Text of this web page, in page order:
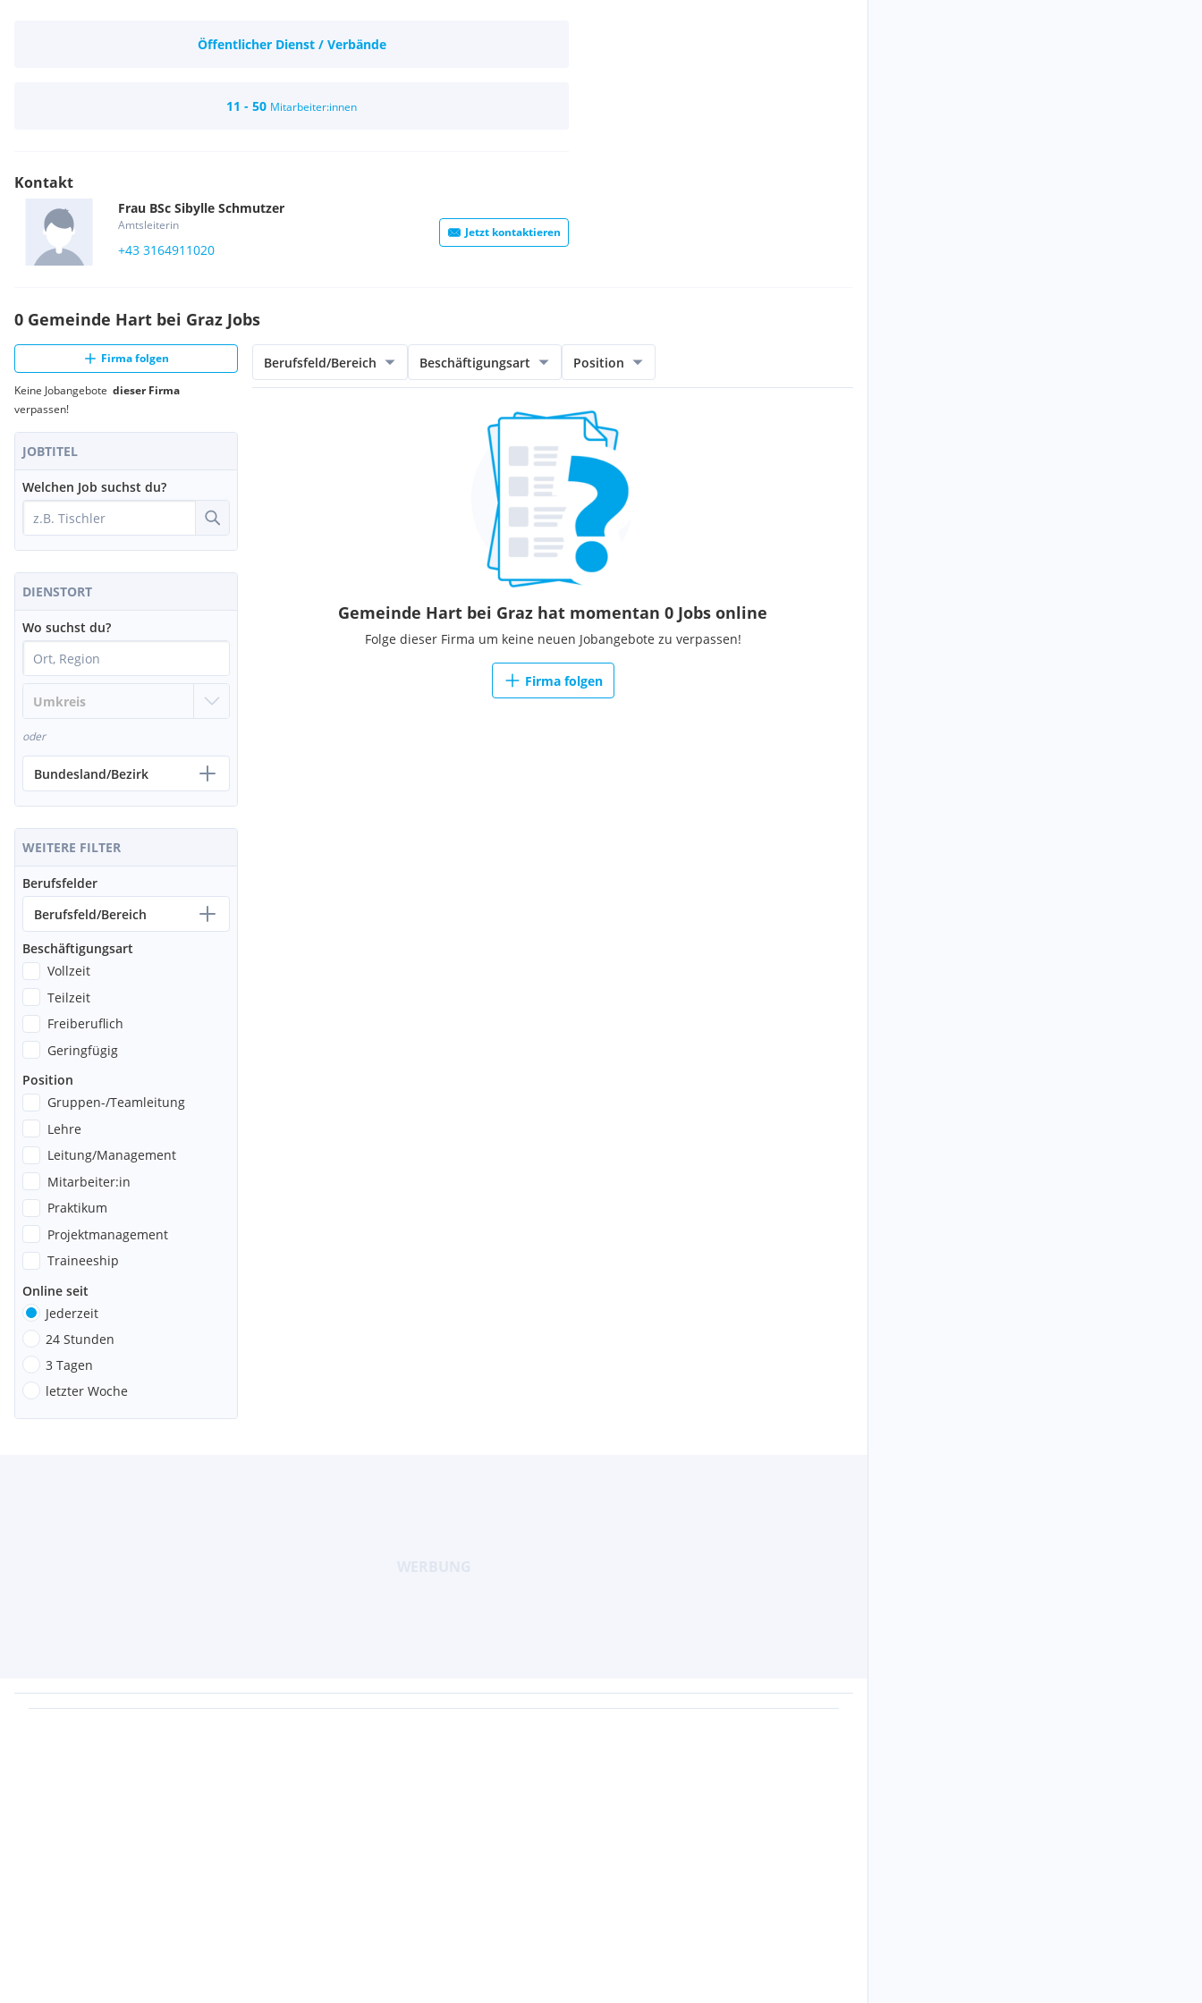
Öffentlicher Dienst / Verbände
11 - 50 Mitarbeiter:innen
Kontakt
Frau BSc Sibylle Schmutzer
Amtsleiterin
+43 3164911020
Jetzt kontaktieren
0 Gemeinde Hart bei Graz Jobs
Firma folgen
Keine Jobangebote dieser Firma
verpassen!
JOBTITEL
Welchen Job suchst du?
DIENSTORT
Wo suchst du?
oder
Bundesland/Bezirk
WEITERE FILTER
Berufsfelder
Berufsfeld/Bereich
Beschäftigungsart
Vollzeit
Teilzeit
Freiberuflich
Geringfügig
Position
Gruppen-/Teamleitung
Lehre
Leitung/Management
Mitarbeiter:in
Praktikum
Projektmanagement
Traineeship
Online seit
Jederzeit
24 Stunden
3 Tagen
letzter Woche
Berufsfeld/Bereich Beschäftigungsart Position
Gemeinde Hart bei Graz hat momentan 0 Jobs online
Folge dieser Firma um keine neuen Jobangebote zu verpassen!
Firma folgen